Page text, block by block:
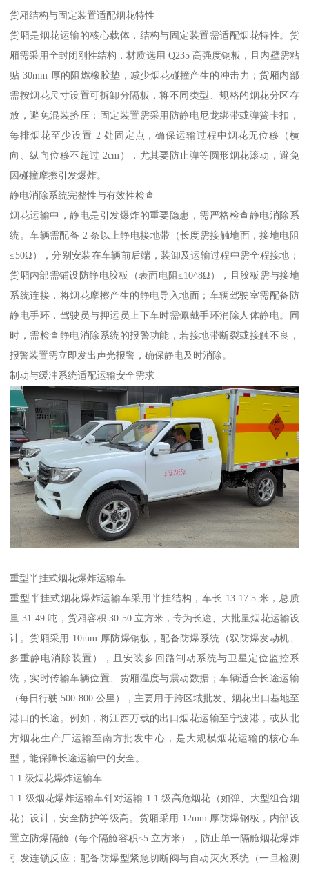
货厢结构与固定装置适配烟花特性​
货厢是烟花运输的核心载体，结构与固定装置需适配烟花特性。货
厢需采用全封闭刚性结构，材质选用 Q235 高强度钢板，且内壁需粘
贴 30mm 厚的阻燃橡胶垫，减少烟花碰撞产生的冲击力；货厢内部
需按烟花尺寸设置可拆卸分隔板，将不同类型、规格的烟花分区存
放，避免混装挤压；固定装置需采用防静电尼龙绑带或弹簧卡扣，
每排烟花至少设置 2 处固定点，确保运输过程中烟花无位移（横
向、纵向位移不超过 2cm），尤其要防止弹等圆形烟花滚动，避免
因碰撞摩擦引发爆炸。​
静电消除系统完整性与有效性检查​
烟花运输中，静电是引发爆炸的重要隐患，需严格检查静电消除系
统。车辆需配备 2 条以上静电接地带（长度需接触地面，接地电阻
≤50Ω），分别安装在车辆前后端，装卸及运输过程中需全程接地；
货厢内部需铺设防静电胶板（表面电阻≤10^8Ω），且胶板需与接地
系统连接，将烟花摩擦产生的静电导入地面；车辆驾驶室需配备防
静电手环，驾驶员与押运员上下车时需佩戴手环消除人体静电。同
时，需检查静电消除系统的报警功能，若接地带断裂或接触不良，
报警装置需立即发出声光报警，确保静电及时消除。​
制动与缓冲系统适配运输安全需求​
重型半挂式烟花爆炸运输车​
重型半挂式烟花爆炸运输车采用半挂结构，车长 13-17.5 米，总质
量 31-49 吨，货厢容积 30-50 立方米，专为长途、大批量烟花运输设
计。货厢采用 10mm 厚防爆钢板，配备防爆系统（双防爆发动机、
多重静电消除装置），且安装多回路制动系统与卫星定位监控系
统，实时传输车辆位置、货厢温度与震动数据；车辆适合长途运输
（每日行驶 500-800 公里），主要用于跨区域批发、烟花出口基地至
港口的长途。例如，将江西万载的出口烟花运输至宁波港，或从北
方烟花生产厂运输至南方批发中心，是大规模烟花运输的核心车
型，能保障长途运输中的安全。​
1.1 级烟花爆炸运输车​
1.1 级烟花爆炸运输车针对运输 1.1 级高危烟花（如弹、大型组合烟
花）设计，安全防护等级高。货厢采用 12mm 厚防爆钢板，内部设
置立防爆隔舱（每个隔舱容积≤5 立方米），防止单一隔舱烟花爆炸
引发连锁反应；配备防爆型紧急切断阀与自动灭火系统（一旦检测